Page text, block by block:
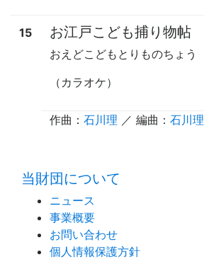
15 お江戸こども捕り物帖
おえどこどもとりものちょう
（カラオケ）
作曲： 石川理 ／ 編曲： 石川理
当財団について
ニュース
事業概要
お問い合わせ
個人情報保護方針